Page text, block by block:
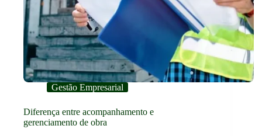
Gestão Empresarial
Diferença entre acompanhamento e
gerenciamento de obra